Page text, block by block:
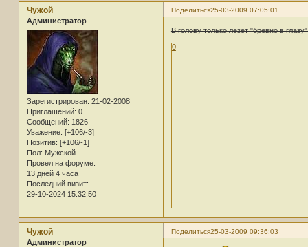
Поделиться25-03-2009 07:05:01
Чужой
Администратор
Зарегистрирован: 21-02-2008
Приглашений: 0
Сообщений: 1826
Уважение: [+106/-3]
Позитив: [+106/-1]
Пол: Мужской
Провел на форуме:
13 дней 4 часа
Последний визит:
29-10-2024 15:32:50
В голову только лезет "бревно в
0
Поделиться25-03-2009 09:36:03
Чужой
Администратор